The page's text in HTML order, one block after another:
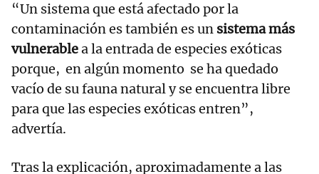
“Un sistema que está afectado por la
contaminación es también es un sistema más
vulnerablea la entrada de especies exóticas
porque, en algún momento se ha quedado
vacío de su fauna natural y se encuentra libre
para que las especies exóticas entren”,
advertía.
Tras la explicación, aproximadamente a las